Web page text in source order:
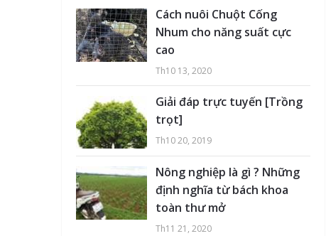
Cách nuôi Chuột Cống
Nhum cho năng suất cực
cao
Th10 13, 2020
Giải đáp trực tuyến [Trồng
trọt]
Th10 20, 2019
Nông nghiệp là gì ? Những
định nghĩa từ bách khoa
toàn thư mở
Th11 21, 2020